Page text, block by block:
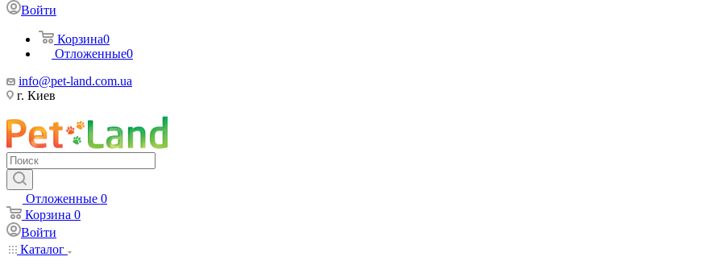
Войти
Корзина0
Отложенные0
info@pet-land.com.ua
г. Киев
Отложенные 0
Корзина 0
Войти
Каталог